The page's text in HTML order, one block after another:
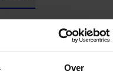
Over